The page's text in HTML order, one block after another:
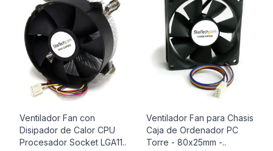
Ventilador Fan con
Disipador de Calor CPU
Procesador Socket LGA11..
Ventilador Fan para Chasis
Caja de Ordenador PC
Torre - 80x25mm -..